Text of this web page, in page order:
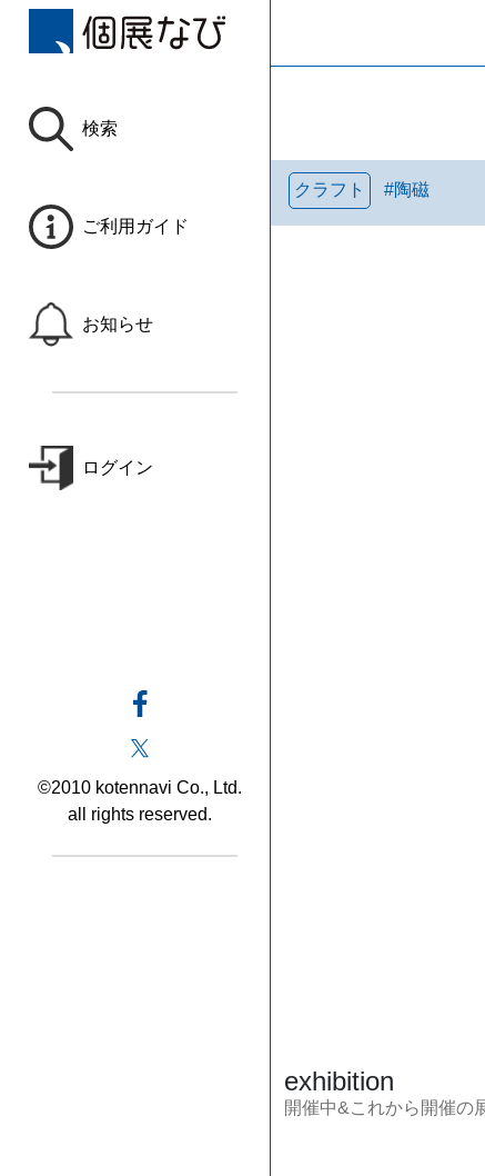
検索
ご利用ガイド
お知らせ
ログイン
©2010 kotennavi Co., Ltd.
all rights reserved.
クラフト #陶磁
exhibition
開催中&これから開催の